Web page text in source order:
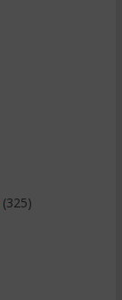
(325)